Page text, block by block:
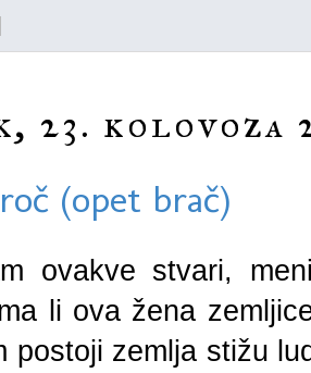
23. kolovoza
(opet brač)
ovakve stvari,
li ova žena
postoji zemlja stižu